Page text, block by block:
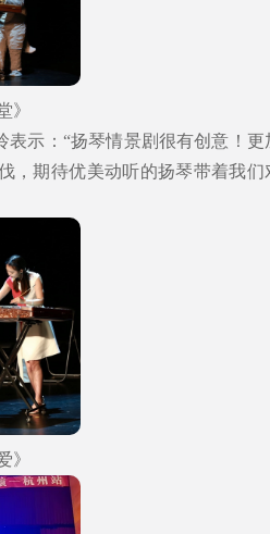
》
示：“扬琴情景剧很有创意！更
，期待优美动听的扬琴带着我们
》